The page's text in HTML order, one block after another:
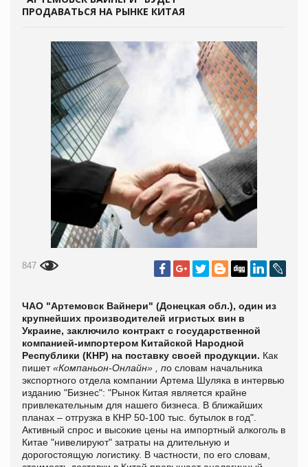
ПРОДАВАТЬСЯ НА РЫНКЕ КИТАЯ
847
ЧАО "Артемовск Вайнери" (Донецкая обл.), один из
крупнейших производителей игристых вин в
Украине, заключило контракт с государственной
компанией-импортером Китайской Народной
Республики (КНР) на поставку своей продукции. Как
пишет«Компаньон-Онлайн» , по словам начальника
экспортного отдела компании Артема Шуляка в интервью
изданию "Бизнес": "Рынок Китая является крайне
привлекательным для нашего бизнеса. В ближайших
планах – отгрузка в КНР 50-100 тыс. бутылок в год".
Активный спрос и высокие цены на импортный алкоголь в
Китае "нивелируют" затраты на длительную и
дорогостоящую логистику. В частности, по его словам,